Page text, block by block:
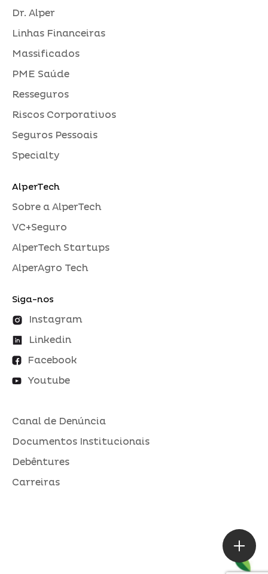
Dr. Alper
Linhas Financeiras
Massificados
PME Saúde
Resseguros
Riscos Corporativos
Seguros Pessoais
Specialty
AlperTech
Sobre a AlperTech
VC+Seguro
AlperTech Startups
AlperAgro Tech
Siga-nos
Instagram
Linkedin
Facebook
Youtube
Canal de Denúncia
Documentos Institucionais
Debêntures
Carreiras